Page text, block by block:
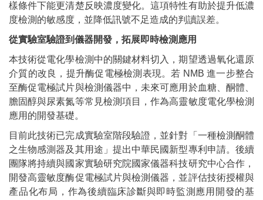
樣條件下能更清楚反映濃度變化。這項特性有助於提升低濃
度檢測的敏感度，並降低訊號不足造成的判讀誤差。
從實驗室驗證到儀器開發，拓展即時檢測應用
本技術從電化學檢測中的關鍵材料切入，期望透過氧化還原
介質的改良，提升酶促電極檢測表現。若 NMB 進一步整合
至酶促電極試片與檢測儀器中，未來可應用於血糖、酮體、
膽固醇與尿素氮等常見檢測項目，作為高靈敏度電化學檢測
應用的開發基礎。
目前此技術已完成實驗室階段驗證，並針對「一種檢測酮體
之生物感測器及其用途」提出中華民國新型專利申請。後續
團隊將持續與國家實驗研究院國家儀器科技研究中心合作，
開發高靈敏度酶促電極試片與檢測儀器，並評估技術授權與
產品化布局，作為後續臨床診斷與即時監測應用開發的基